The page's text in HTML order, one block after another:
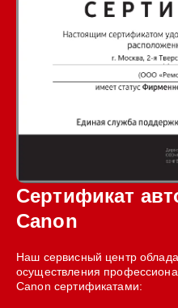
Сертификат
Canon
Наш сервисный центр
осуществления
Canon сертификатами: